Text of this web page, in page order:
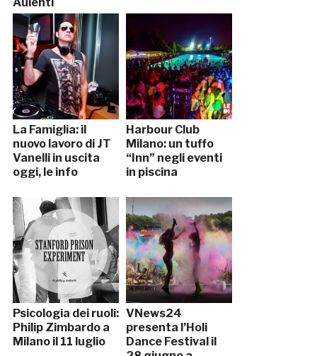
La Famiglia: il
nuovo lavoro di JT
Vanelli in uscita
oggi, le info
Harbour Club
Milano: un tuffo
“Inn” negli eventi
in piscina
Psicologia dei ruoli:
Philip Zimbardo a
Milano il 11 luglio
VNews24
presenta l’Holi
Dance Festival il